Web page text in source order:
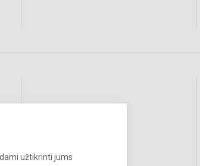
užtikrinti jums